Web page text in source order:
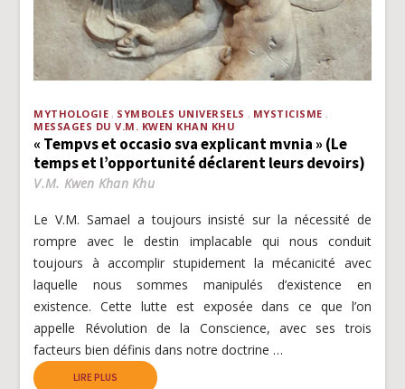
MYTHOLOGIE SYMBOLES UNIVERSELS
MYSTICISME
MESSAGES DU V.M. KWEN KHAN KHU
« Tempvs et occasio sva explicant mvnia » (Le
temps et l’opportunité déclarent leurs devoirs)
V.M. Kwen Khan Khu
Le V.M. Samael a toujours insisté sur la nécessité de
rompre avec le destin implacable qui nous conduit
toujours à accomplir stupidement la mécanicité avec
laquelle nous sommes manipulés d’existence en
existence. Cette lutte est exposée dans ce que l’on
appelle Révolution de la Conscience, avec ses trois
facteurs bien définis dans notre doctrine …
LIRE PLUS